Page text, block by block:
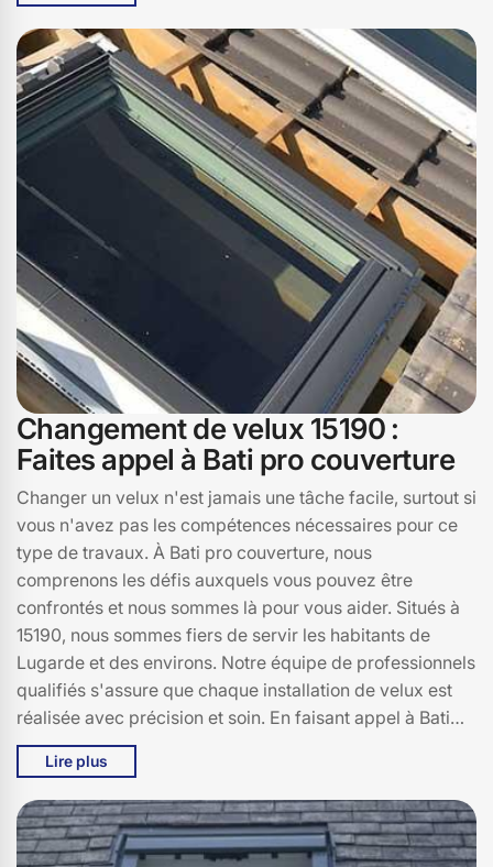
une durabilité et une performance optimale. N'attendez
plus et contactez Bati pro couverture à Lugarde, 15190
pour redonner à votre intérieur toute sa luminosité et son
confort. Faites confiance à notre expertise et à notre
savoir-faire pour un service impeccable et des résultats
à la hauteur de vos attentes.
Changement de velux 15190 :
Faites appel à Bati pro couverture
Changer un velux n'est jamais une tâche facile, surtout si
vous n'avez pas les compétences nécessaires pour ce
type de travaux. À Bati pro couverture, nous
comprenons les défis auxquels vous pouvez être
confrontés et nous sommes là pour vous aider. Situés à
15190, nous sommes fiers de servir les habitants de
Lugarde et des environs. Notre équipe de professionnels
qualifiés s'assure que chaque installation de velux est
réalisée avec précision et soin. En faisant appel à Bati
pro couverture, vous bénéficiez non seulement d'un
service de qualité, mais aussi de notre expertise pour
vous conseiller sur le choix du velux le plus adapté à vos
besoins. Ne laissez pas un velux défectueux
compromettre le confort de votre maison. Contactez Bati
Lire plus